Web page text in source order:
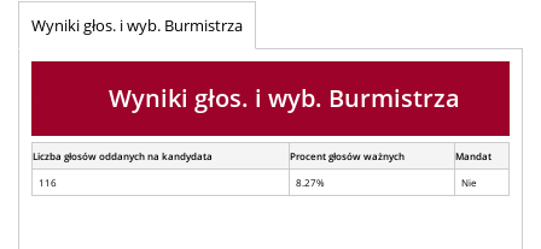
Wyniki głos. i wyb. Burmistrza
Wyniki głos. i wyb. Burmistrza
Liczba głosów oddanych na kandydata Procent głosów ważnych
Mandat
116
8.27% Nie